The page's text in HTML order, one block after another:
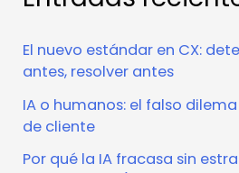
El nuevo estándar en CX:
antes, resolver antes
IA o humanos: el falso
de cliente
Por qué la IA fracasa sin